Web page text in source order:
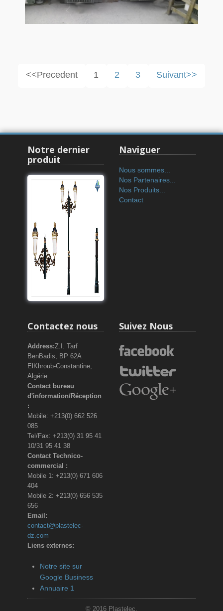
<<Precedent 1 2 3 Suivant>>
Notre dernier
produit
Naviguer
Nous sommes...
Nos Partenaires...
Nos Produits...
Contact
Contactez nous
Address:Z.I. Tarf
BenBadis, BP 62A
ElKhroub-Constantine,
Algérie.
Contact bureau
d'information/Réception
:
Mobile: +213(0) 662 526
085
Tel/Fax: +213(0) 31 95 41
10/31 95 41 38
Contact Technico-
commercial :
Mobile 1: +213(0) 671 606
404
Mobile 2: +213(0) 656 535
656
Email:
contact@plastelec-
dz.com
Liens externes:
Notre site sur
Google Business
Annuaire 1
Suivez Nous
© 2016 Plastelec.